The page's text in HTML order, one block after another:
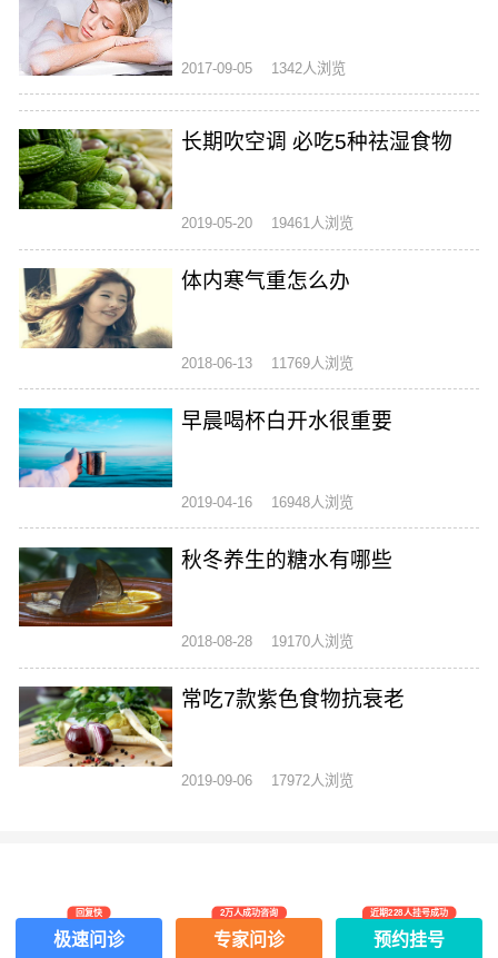
2017-09-05 1342人浏览
长期吹空调 必吃5种祛湿食物
2019-05-20 19461人浏览
体内寒气重怎么办
2018-06-13 11769人浏览
早晨喝杯白开水很重要
2019-04-16 16948人浏览
秋冬养生的糖水有哪些
2018-08-28 19170人浏览
常吃7款紫色食物抗衰老
2019-09-06 17972人浏览
极速问诊
回复快
专家问诊
2万人成功咨询
预约挂号
近期228人挂号成功